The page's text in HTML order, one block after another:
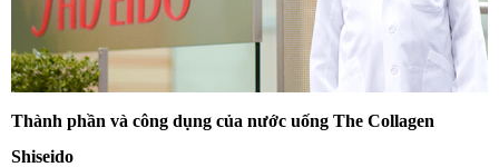
Thành phần và công dụng của nước uống The Collagen
Shiseido